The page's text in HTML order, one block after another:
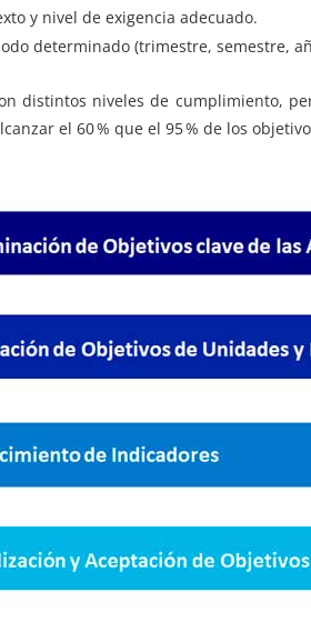
y nivel de exigencia adecuado.
determinado (trimestre, semestre,
distintos niveles de cumplimiento,
el 60 % que el 95 % de los